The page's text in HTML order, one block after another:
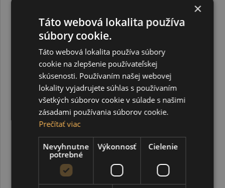
najďalej od vody
, parfumov, lakov na vlasy a iných
stylingových výrobkov.
Lôžko má priemer 12 mm a vyvýšený okraj.
Napichovacie náušnice je potrebné na uchu zabezpečiť
zarážkou.
SÚVISIACE PRODUKTY
×
Táto webová lokalita používa
súbory cookie.
Táto webová lokalita používa súbory
cookie na zlepšenie používateľskej
skúsenosti. Používaním našej webovej
lokality vyjadrujete súhlas s používaním
všetkých súborov cookie v súlade s našimi
zásadami používania súborov cookie.
Prečítať viac
Nevyhnutne
potrebné
Výkonnosť Cielenie